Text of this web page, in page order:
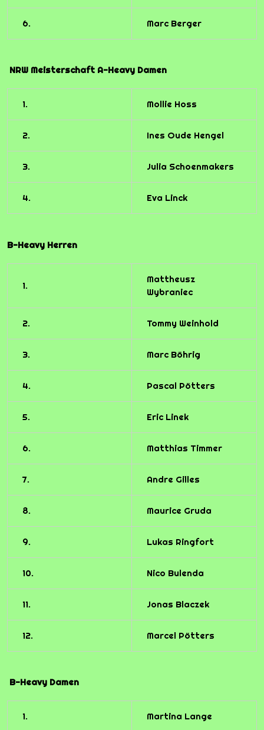
6. Marc Berger
NRW Meisterschaft A-Heavy Damen
1. Mollie Hoss
2. Ines Oude Hengel
3. Julia Schoenmakers
4. Eva Linck
B-Heavy Herren
1.
Mattheusz
Wybraniec
2. Tommy Weinhold
3. Marc Böhrig
4. Pascal Pötters
5. Eric Linek
6. Matthias Timmer
7. Andre Gilles
8. Maurice Gruda
9. Lukas Ringfort
10. Nico Bulenda
11. Jonas Blaczek
12. Marcel Pötters
B-Heavy Damen
1. Martina Lange